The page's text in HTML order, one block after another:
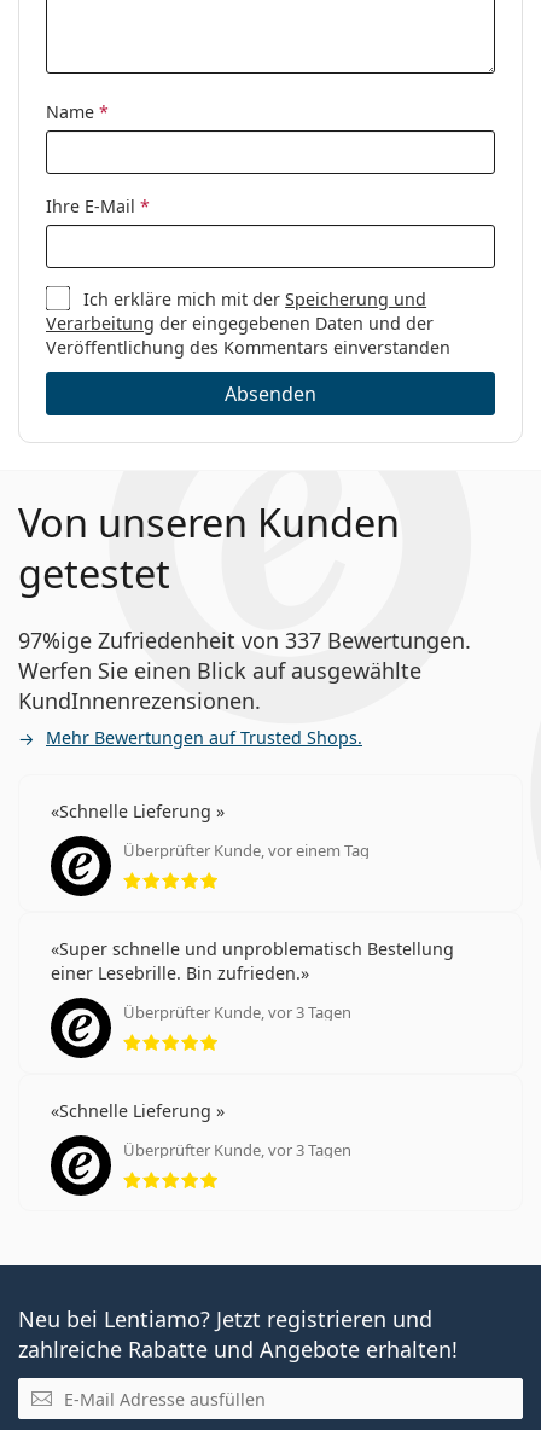
Name *
Ihre E-Mail *
Ich erkläre mich mit derSpeicherung und
Verarbeitung der eingegebenen Daten und der
Veröffentlichung des Kommentars einverstanden
Absenden
Von unseren Kunden
getestet
97%ige Zufriedenheit von 337 Bewertungen.
Werfen Sie einen Blick auf ausgewählte
KundInnenrezensionen.
Mehr Bewertungen auf Trusted Shops.
Schnelle Lieferung
Überprüfter Kunde, vor einem Tag
Bewertung 5 aus 5
Super schnelle und unproblematisch Bestellung
einer Lesebrille. Bin zufrieden.
Überprüfter Kunde, vor 3 Tagen
Bewertung 5 aus 5
Schnelle Lieferung
Überprüfter Kunde, vor 3 Tagen
Bewertung 5 aus 5
Neu bei Lentiamo? Jetzt registrieren und
zahlreiche Rabatte und Angebote erhalten!
E-Mail